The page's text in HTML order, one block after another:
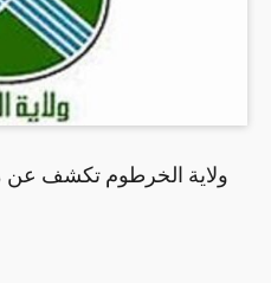
ولاية الخرطوم تكشف عن